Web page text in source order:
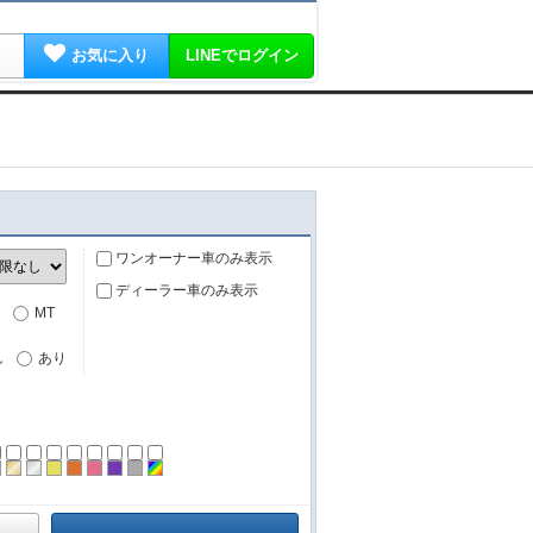
お気に入り LINEでログイン
MT
あり
ワンオーナー車のみ表示
ディーラー車のみ表示
ンック
ブラウンゴールド パープル
グレー